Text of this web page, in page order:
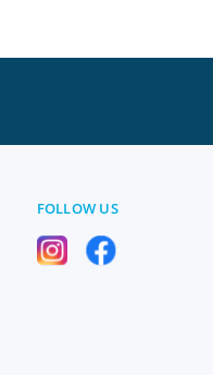
FOLLOW US